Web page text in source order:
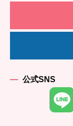
公式SNS